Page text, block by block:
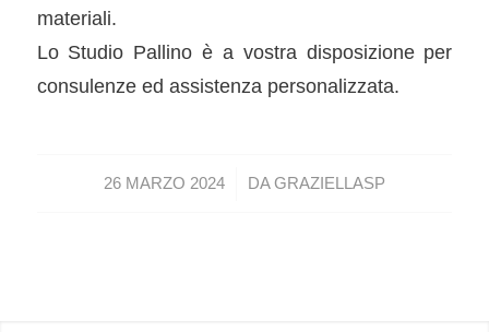
materiali.
Lo Studio Pallino è a vostra disposizione per
consulenze ed assistenza personalizzata.
26 MARZO 2024
/ DAGRAZIELLASP